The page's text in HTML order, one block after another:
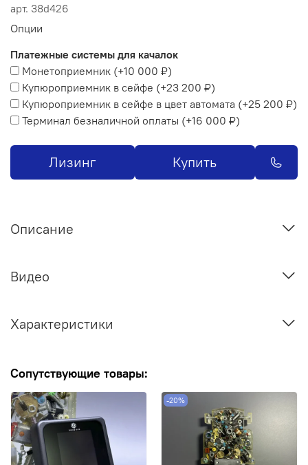
арт. 38d426
Лизинг Купить
Опции
Платежные системы для качалок
Монетоприемник (+10 000 ₽)
Купюроприемник в сейфе (+23 200 ₽)
Купюроприемник в сейфе в цвет автомата (+25 200 ₽)
Терминал безналичной оплаты (+16 000 ₽)
Описание
Видео
Характеристики
Сопутствующие товары:
-20%